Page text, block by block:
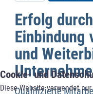
Cookie- und
Diese Website verwendet
Erfolg
Einbindung
und
Qualifizierte